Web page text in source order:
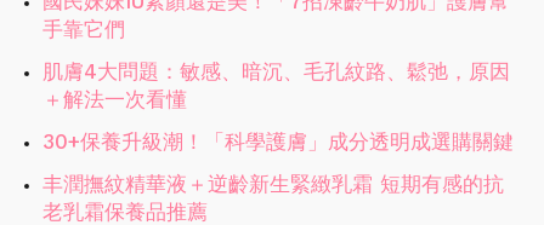
手靠它們
肌膚4大問題：敏感、暗沉、毛孔紋路、鬆弛，原因
＋解法一次看懂
30+保養升級潮！「科學護膚」成分透明成選購關鍵
丰潤撫紋精華液＋逆齡新生緊緻乳霜 短期有感的抗
老乳霜保養品推薦